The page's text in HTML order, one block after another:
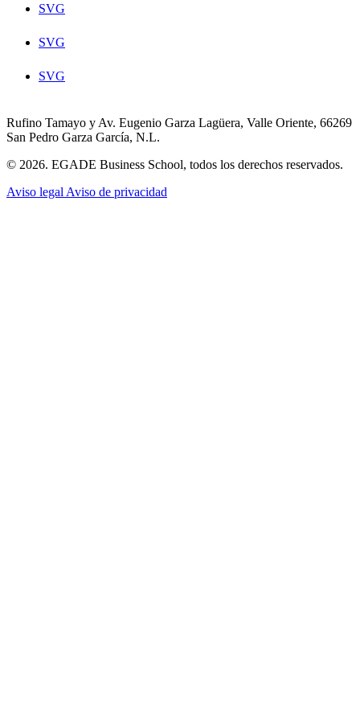
SVG
SVG
SVG
Rufino Tamayo y Av. Eugenio Garza Lagüera, Valle Oriente, 66269
San Pedro Garza García, N.L.
© 2026. EGADE Business School, todos los derechos reservados.
Aviso legal Aviso de privacidad